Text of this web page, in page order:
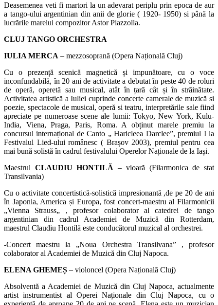
Deasemenea veti fi martori la un adevarat periplu prin epoca de aur
a tango-ului argentinian din anii de glorie ( 1920- 1950) si până la
lucrările marelui compozitor Astor Piazzolla.
CLUJ TANGO ORCHESTRA
IULIA MERCA – mezzosoprană (Opera Națională Cluj)
Cu o prezență scenică magnetică și impunătoare, cu o voce
inconfundabilă, în 20 ani de activitate a debutat în peste 40 de roluri
de operă, operetă sau musical, atât în țară cât și în străinătate.
Activitatea artistică a Iuliei cuprinde concerte camerale de muzică si
poezie, spectacole de musical, operă si teatru, interpretările sale fiind
apreciate pe numeroase scene ale lumii: Tokyo, New York, Kulu-
India, Viena, Praga, Paris, Roma. A obținut marele premiu la
concursul internațional de Canto „ Haricleea Darclee”, premiul I la
Festivalul Lied-ului românesc ( Brașov 2003), premiul pentru cea
mai bună solistă în cadrul festivalului Operelor Naționale de la Iași.
Maestrul CLAUDIU HONTILĂ – vioară (Filarmonica de stat
Transilvania)
Cu o activitate concertistică-solistică impresionantă ,de pe 20 de ani
în Japonia, America și Europa, fost concert-maestru al Filarmonicii
„Vienna Strauss„ , profesor colaborator al catedrei de tango
argentinian din cadrul Academiei de Muzică din Rotterdam,
maestrul Claudiu Hontilă este conducătorul muzical al orchestrei.
-Concert maestru la „Noua Orchestra Transilvana” , profesor
colaborator al Academiei de Muzică din Cluj Napoca.
ELENA GHEMEȘ – violoncel (Opera Națională Cluj)
Absolventă a Academiei de Muzică din Cluj Napoca, actualmente
artist instrumentist al Operei Naționale din Cluj Napoca, cu o